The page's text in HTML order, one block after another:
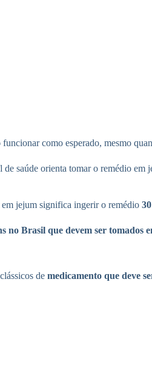
como esperado, mesmo
saúde orienta tomar o remédio em
jejum significa ingerir o remédio
no Brasil que devem ser tomados
de medicamento que deve